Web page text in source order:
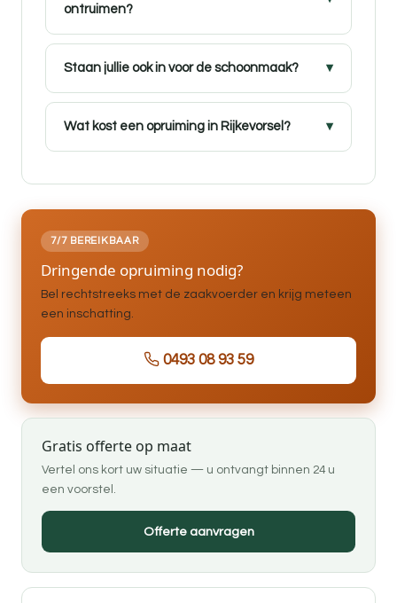
ontruimen?
Staan jullie ook in voor de schoonmaak?
Wat kost een opruiming in Rijkevorsel?
7/7 BEREIKBAAR
Dringende opruiming nodig?
Bel rechtstreeks met de zaakvoerder en krijg meteen
een inschatting.
0493 08 93 59
Gratis offerte op maat
Vertel ons kort uw situatie — u ontvangt binnen 24 u
een voorstel.
Offerte aanvragen